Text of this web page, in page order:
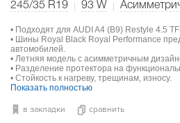
245/35 R19 93 W
• Подходят для AUDI A4 (B9) Restyle 4.5
• Шины Royal Black Royal Performance
автомобилей.
• Летняя модель с асимметричным
• Разделение протектора на
• Стойкость к нагреву, трещинам, износу.
Показать полностью
в закладки сравнить